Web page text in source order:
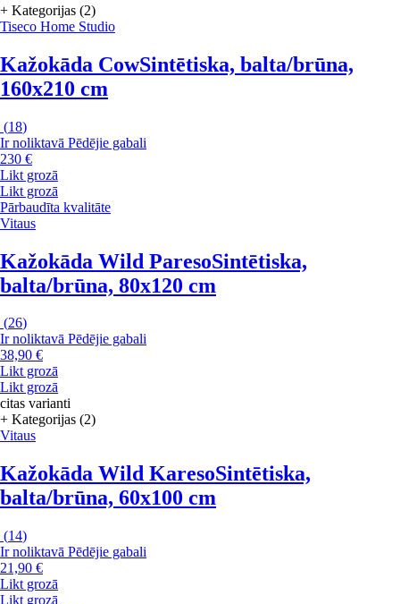
+ Kategorijas (2)
Tiseco Home Studio
Kažokāda CowSintētiska, balta/brūna,
160x210 cm
(18)
Ir noliktavā Pēdējie gabali
230 €
Likt grozā
Likt grozā
Pārbaudīta kvalitāte
Vitaus
Kažokāda Wild ParesoSintētiska,
balta/brūna, 80x120 cm
(26)
Ir noliktavā Pēdējie gabali
38,90 €
Likt grozā
Likt grozā
citas varianti
+ Kategorijas (2)
Vitaus
Kažokāda Wild KaresoSintētiska,
balta/brūna, 60x100 cm
(14)
Ir noliktavā Pēdējie gabali
21,90 €
Likt grozā
Likt grozā